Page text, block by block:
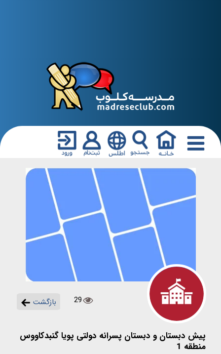
بازگشت 29
پیش دبستان و دبستان پسرانه دولتی پویا گنبدکاووس
منطقه 1